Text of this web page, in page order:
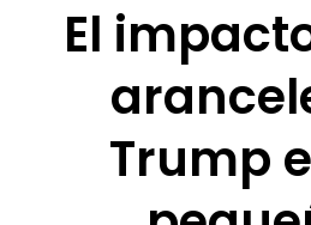
El
Trump